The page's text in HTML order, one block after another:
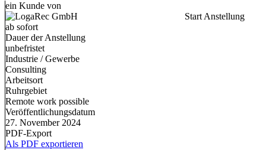
ein Kunde von
Start Anstellung
ab sofort
Dauer der Anstellung
unbefristet
Industrie / Gewerbe
Consulting
Arbeitsort
Ruhrgebiet
Remote work possible
Veröffentlichungsdatum
27. November 2024
PDF-Export
Als PDF exportieren